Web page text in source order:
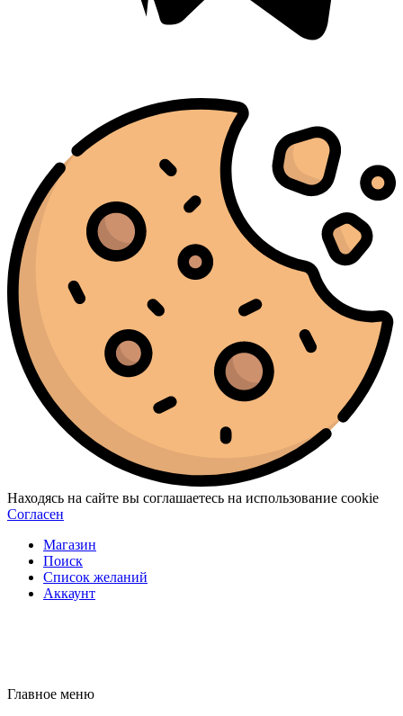
Находясь на сайте вы соглашаетесь на использование cookie
Согласен
Магазин
Поиск
Список желаний
Аккаунт
Главное меню